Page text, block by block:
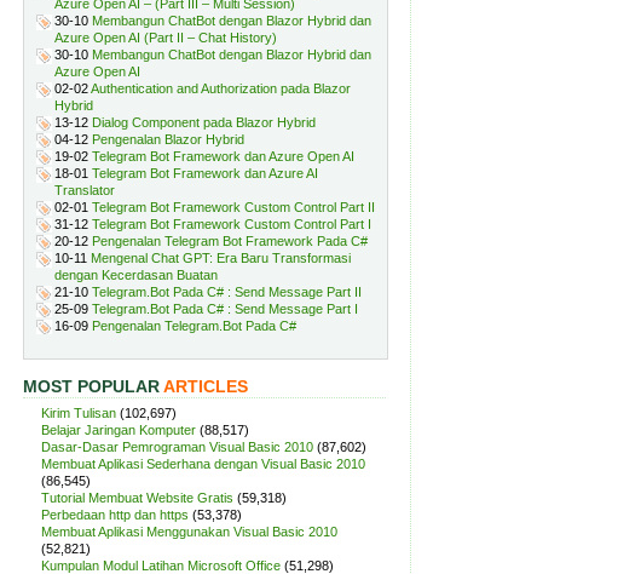
Azure Open AI – (Part III – Multi Session)
30-10 Membangun ChatBot dengan Blazor Hybrid dan
Azure Open AI (Part II – Chat History)
30-10 Membangun ChatBot dengan Blazor Hybrid dan
Azure Open AI
02-02Authentication and Authorization pada Blazor
Hybrid
13-12 Dialog Component pada Blazor Hybrid
04-12 Pengenalan Blazor Hybrid
19-02 Telegram Bot Framework dan Azure Open AI
18-01 Telegram Bot Framework dan Azure AI
Translator
02-01 Telegram Bot Framework Custom Control Part II
31-12 Telegram Bot Framework Custom Control Part I
20-12 Pengenalan Telegram Bot Framework Pada C#
10-11 Mengenal Chat GPT: Era Baru Transformasi
dengan Kecerdasan Buatan
21-10 Telegram.Bot Pada C# : Send Message Part II
25-09 Telegram.Bot Pada C# : Send Message Part I
16-09 Pengenalan Telegram.Bot Pada C#
MOST POPULARARTICLES
Kirim Tulisan (102,697)
Belajar Jaringan Komputer (88,517)
Dasar-Dasar Pemrograman Visual Basic 2010 (87,602)
Membuat Aplikasi Sederhana dengan Visual Basic 2010
(86,545)
Tutorial Membuat Website Gratis (59,318)
Perbedaan http dan https (53,378)
Membuat Aplikasi Menggunakan Visual Basic 2010
(52,821)
Kumpulan Modul Latihan Microsoft Office (51,298)